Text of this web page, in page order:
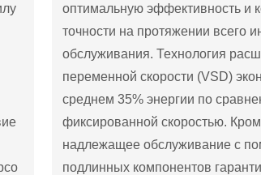
оптимальную эффективность и
точности на протяжении всего
обслуживания. Технология
переменной скорости (VSD)
среднем 35% энергии по
фиксированной скоростью.
надлежащее обслуживание с
подлинных компонентов